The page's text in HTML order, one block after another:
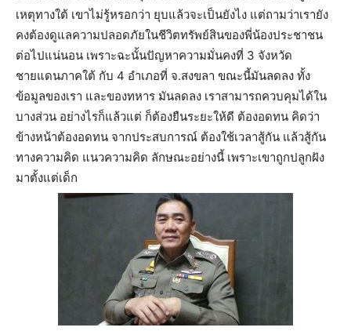
เหตุทางใต้ เขาไม่รู้หรอกว่า ยุบแล้วจะเป็นยังไง แต่ถามว่าเรายัง
คงต้องดูแลความปลอดภัยในชีวิตทรัพย์สินของพี่น้องประชาชน
ต่อไปแน่นอน เพราะฉะนั้นปัญหาความมั่นคงที่ 3 จังหวัด
ชายแดนภาคใต้ กับ 4 อำเภอที่ จ.สงขลา ขณะนี้มันลดลง ทั้ง
ข้อมูลของเรา และของทหาร มันลดลง เราสามารถควบคุมได้ใน
บางส่วน อย่างไรก็แล้วแต่ ก็ต้องยืนระยะให้ดี ต้องอดทน คิดว่า
ข้างหน้าต้องอดทน จากประสบการณ์ ต้องใช้เวลาสู้กัน แล้วสู้กัน
ทางความคิด แนวความคิด ลักษณะอย่างนี้ เพราะเขาถูกปลูกฝัง
มาตั้งแต่เด็ก